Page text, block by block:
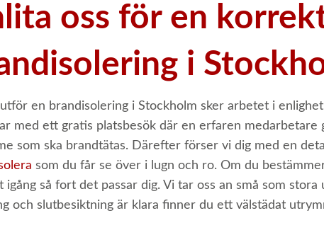
oss för en
i
en brandisolering i Stockholm sker arbetet i
med ett gratis platsbesök där en erfaren medarbetare
som ska brandtätas. Därefter förser vi dig med en
som du får se över i lugn och ro. Om du
igång så fort det passar dig. Vi tar oss an små som
och slutbesiktning är klara finner du ett välstädat